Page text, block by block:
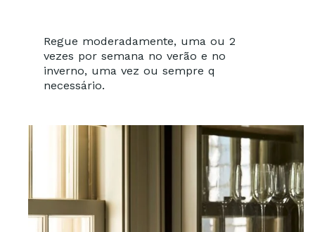
Regue moderadamente, uma ou 2
vezes por semana no verão e no
inverno, uma vez ou sempre q
necessário.